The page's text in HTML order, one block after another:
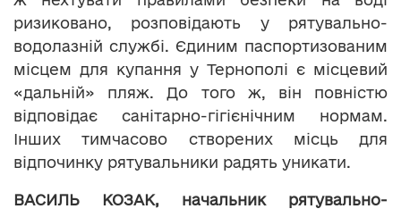
ризиковано, розповідають у рятувально-
водолазній службі. Єдиним паспортизованим
місцем для купання у Тернополі є місцевий
«дальній» пляж. До того ж, він повністю
відповідає санітарно-гігієнічним нормам.
Інших тимчасово створених місць для
відпочинку рятувальники радять уникати.
ВАСИЛЬ КОЗАК, начальник рятувально-